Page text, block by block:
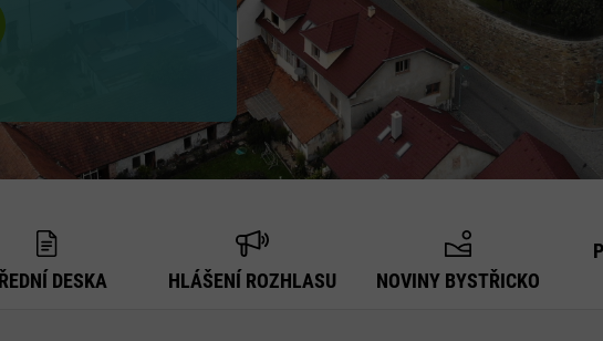
DESKA HLÁŠENÍ ROZHLASU NOVINY BYSTŘICKO